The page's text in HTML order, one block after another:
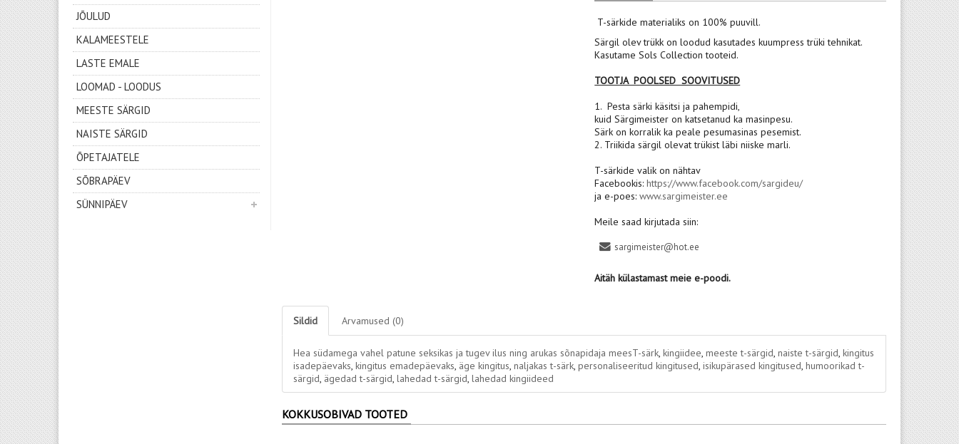
JÕULUD
KALAMEESTELE
LASTE EMALE
LOOMAD - LOODUS
MEESTE SÄRGID
NAISTE SÄRGID
ÕPETAJATELE
SÕBRAPÄEV
SÜNNIPÄEV
T-särkide materialiks on 100% puuvill.
Särgil olev trükk on loodud kasutades kuumpress trüki tehnikat.
Kasutame Sols Collection tooteid.
TOOTJA POOLSED SOOVITUSED
1. Pesta särki käsitsi ja pahempidi,
kuid Särgimeister on katsetanud ka masinpesu.
Särk on korralik ka peale pesumasinas pesemist.
2. Triikida särgil olevat trükist läbi niiske marli.
T-särkide valik on nähtav
Facebookis:https://www.facebook.com/sargideu/
ja e-poes:www.sargimeister.ee
Meile saad kirjutada siin:
sargimeister@hot.ee
Aitäh külastamast meie e-poodi.
Sildid Arvamused (0)
Hea südamega vahel patune seksikas ja tugev ilus ning arukas sõnapidaja meesT-särk, kingiidee, meeste t-särgid, naiste t-särgid, kingitus
isadepäevaks, kingitus emadepäevaks, äge kingitus, naljakas t-särk, personaliseeritud kingitused, isikupärased kingitused, humoorikad t-
särgid, ägedad t-särgid, lahedad t-särgid, lahedad kingiideed
KOKKUSOBIVAD TOOTED